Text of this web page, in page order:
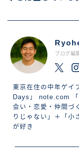
ブログ編
東京在住の中年ゲ
Days」 note.com
会い・恋愛・仲間づ
りじゃない」＋「小
が好き